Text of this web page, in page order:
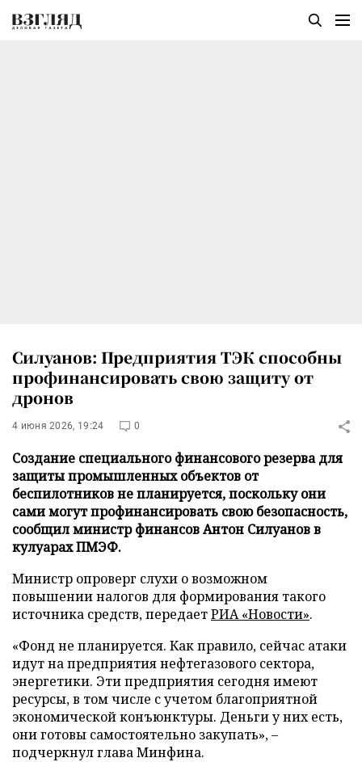
Силуанов: Предприятия ТЭК способны
профинансировать свою защиту от
дронов
4 июня 2026, 19:24 0
Создание специального финансового резерва для
защиты промышленных объектов от
беспилотников не планируется, поскольку они
сами могут профинансировать свою безопасность,
сообщил министр финансов Антон Силуанов в
кулуарах ПМЭФ.
Министр опроверг слухи о возможном
повышении налогов для формирования такого
источника средств, передаетРИА «Новости».
«Фонд не планируется. Как правило, сейчас атаки
идут на предприятия нефтегазового сектора,
энергетики. Эти предприятия сегодня имеют
ресурсы, в том числе с учетом благоприятной
экономической конъюнктуры. Деньги у них есть,
они готовы самостоятельно закупать», –
подчеркнул глава Минфина.